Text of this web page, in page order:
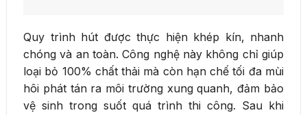
Quy trình hút được thực hiện khép kín, nhanh
chóng và an toàn. Công nghệ này không chỉ giúp
loại bỏ 100% chất thải mà còn hạn chế tối đa mùi
hôi phát tán ra môi trường xung quanh, đảm bảo
vệ sinh trong suốt quá trình thi công. Sau khi